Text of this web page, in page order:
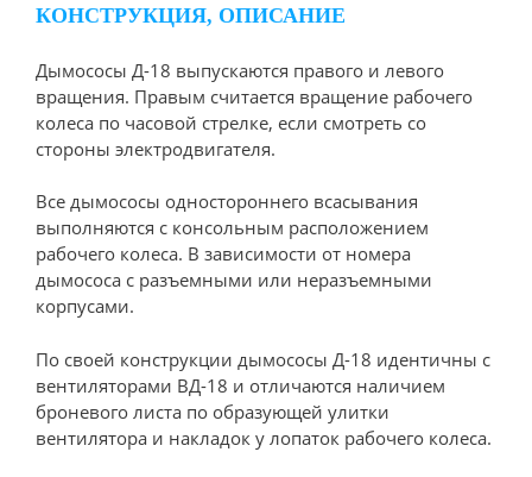
КОНСТРУКЦИЯ, ОПИСАНИЕ
Дымососы Д-18 выпускаются правого и левого
вращения. Правым считается вращение рабочего
колеса по часовой стрелке, если смотреть со
стороны электродвигателя.
Все дымососы одностороннего всасывания
выполняются с консольным расположением
рабочего колеса. В зависимости от номера
дымососа с разъемными или неразъемными
корпусами.
По своей конструкции дымососы Д-18 идентичны с
вентиляторами ВД-18 и отличаются наличием
броневого листа по образующей улитки
вентилятора и накладок у лопаток рабочего колеса.